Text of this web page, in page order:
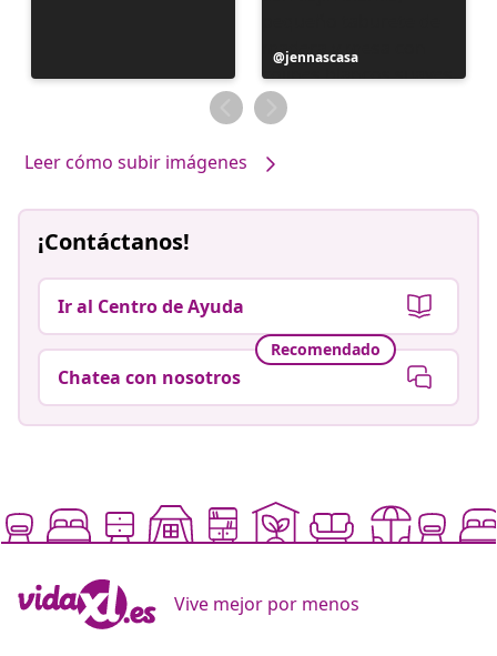
Publicación
realizada
por
jennascasa
Leer cómo subir imágenes
¡Contáctanos!
Ir al Centro de Ayuda
Recomendado
Chatea con nosotros
Vive mejor por menos